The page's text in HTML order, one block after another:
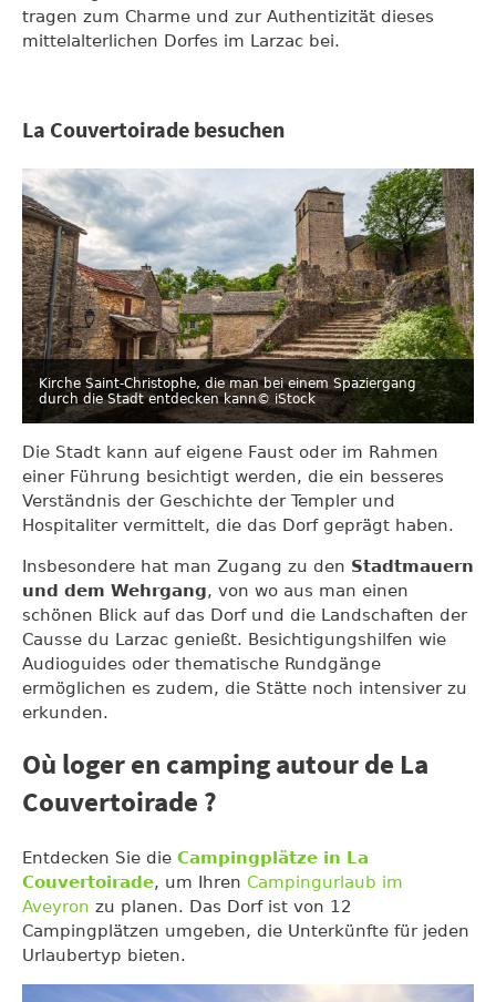
tragen zum Charme und zur Authentizität dieses
mittelalterlichen Dorfes im Larzac bei.
La Couvertoirade besuchen
Kirche Saint-Christophe, die man bei einem Spaziergang
durch die Stadt entdecken kann© iStock
Die Stadt kann auf eigene Faust oder im Rahmen
einer Führung besichtigt werden, die ein besseres
Verständnis der Geschichte der Templer und
Hospitaliter vermittelt, die das Dorf geprägt haben.
Insbesondere hat man Zugang zu den Stadtmauern
und dem Wehrgang, von wo aus man einen
schönen Blick auf das Dorf und die Landschaften der
Causse du Larzac genießt. Besichtigungshilfen wie
Audioguides oder thematische Rundgänge
ermöglichen es zudem, die Stätte noch intensiver zu
erkunden.
Où loger en camping autour de La
Couvertoirade ?
Entdecken Sie die Campingplätze in La
Couvertoirade, um Ihren Campingurlaub im
Aveyron zu planen. Das Dorf ist von 12
Campingplätzen umgeben, die Unterkünfte für jeden
Urlaubertyp bieten.